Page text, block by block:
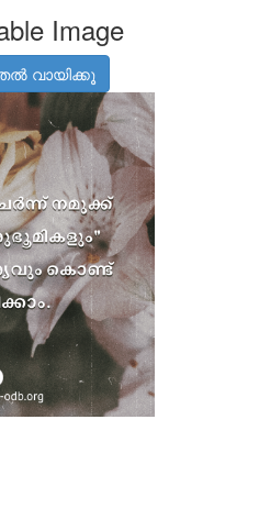
Image
വായിക്കൂ